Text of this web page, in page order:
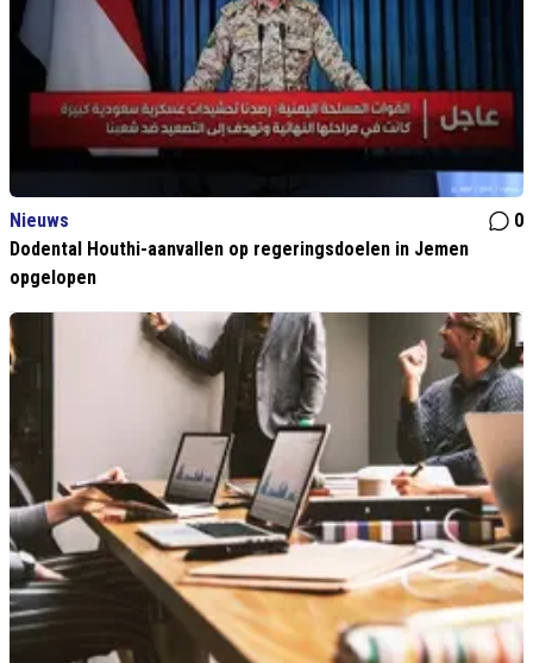
Nieuws
0
Dodental Houthi-aanvallen op regeringsdoelen in Jemen
opgelopen